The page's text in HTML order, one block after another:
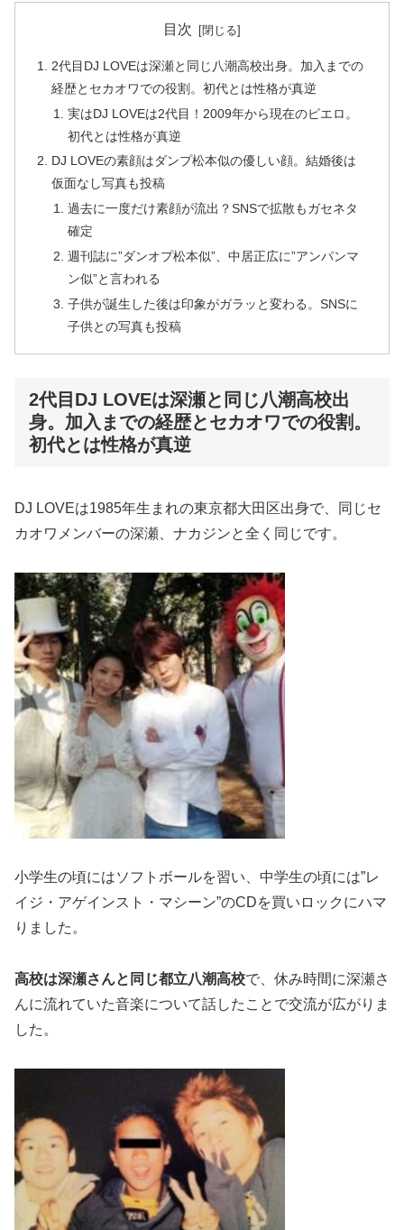
目次
2代目DJ LOVEは深瀬と同じ八潮高校出身。加入までの
経歴とセカオワでの役割。初代とは性格が真逆
実はDJ LOVEは2代目！2009年から現在のピエロ。
初代とは性格が真逆
DJ LOVEの素顔はダンプ松本似の優しい顔。結婚後は
仮面なし写真も投稿
過去に一度だけ素顔が流出？SNSで拡散もガセネタ
確定
週刊誌に”ダンオプ松本似”、中居正広に”アンパンマ
ン似”と言われる
子供が誕生した後は印象がガラッと変わる。SNSに
子供との写真も投稿
2代目DJ LOVEは深瀬と同じ八潮高校出
身。加入までの経歴とセカオワでの役割。
初代とは性格が真逆
DJ LOVEは1985年生まれの東京都大田区出身で、同じセ
カオワメンバーの深瀬、ナカジンと全く同じです。
小学生の頃にはソフトボールを習い、中学生の頃には”レ
イジ・アゲインスト・マシーン”のCDを買いロックにハマ
りました。
高校は深瀬さんと同じ都立八潮高校で、休み時間に深瀬さ
んに流れていた音楽について話したことで交流が広がりま
した。